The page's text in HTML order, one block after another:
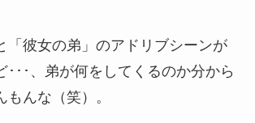
「彼女の弟」のアドリブシーンが
･･･、弟が何をしてくるのか分から
んな（笑）。